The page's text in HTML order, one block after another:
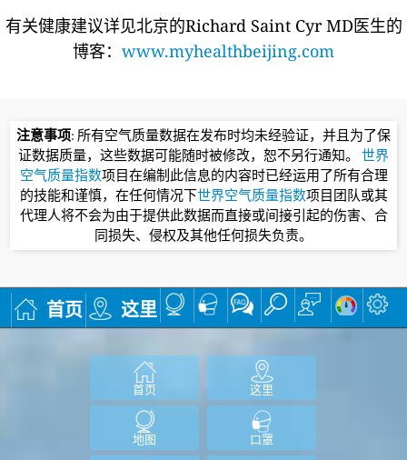
有关健康建议详见北京的Richard Saint Cyr MD医生的
博客： www.myhealthbeijing.com
注意事项: 所有空气质量数据在发布时均未经验证，并且为了保
证数据质量，这些数据可能随时被修改，恕不另行通知。 世界
空气质量指数项目在编制此信息的内容时已经运用了所有合理
的技能和谨慎，在任何情况下世界空气质量指数项目团队或其
代理人将不会为由于提供此数据而直接或间接引起的伤害、合
同损失、侵权及其他任何损失负责。
首页 这里
首页 这里
地图 口罩